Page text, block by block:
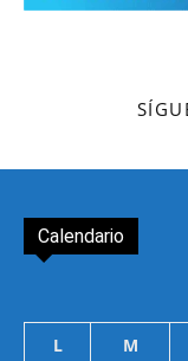
Calendario
L M